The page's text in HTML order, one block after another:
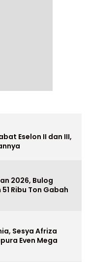
Eselon II dan III,
2026, Bulog
Ribu Ton Gabah
Sesya Afriza
Even Mega